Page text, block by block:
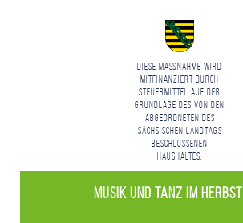
Diese Maßnahme wird
mitfinanziert durch
Steuermittel auf der
Grundlage des von den
Abgeordneten des
Sächsischen Landtags
beschlossenen
Haushaltes.
Musik und Tanz im Herbst